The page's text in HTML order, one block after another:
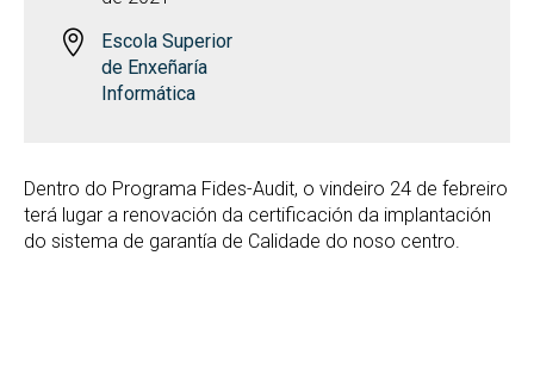
Escola Superior
de Enxeñaría
Informática
Dentro do Programa Fides-Audit, o vindeiro 24 de febreiro
terá lugar a renovación da certificación da implantación
do sistema de garantía de Calidade do noso centro.